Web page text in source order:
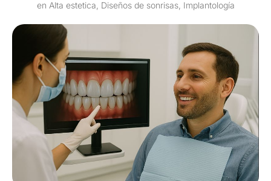
en Alta estetica, Diseños de sonrisas, Implantología